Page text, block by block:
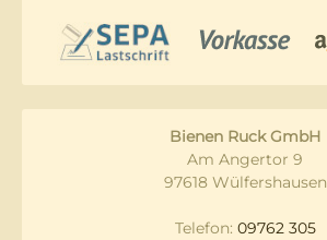
Bienen Ruck GmbH
Am Angertor 9
97618 Wülfershausen
Telefon: 09762 305